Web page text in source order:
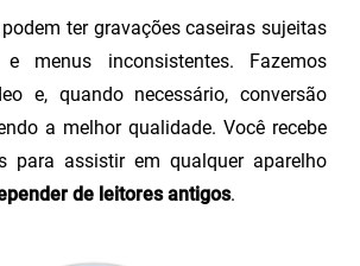
ter gravações caseiras sujeitas
menus inconsistentes. Fazemos
e, quando necessário, conversão
a melhor qualidade. Você recebe
para assistir em qualquer aparelho
de leitores antigos.